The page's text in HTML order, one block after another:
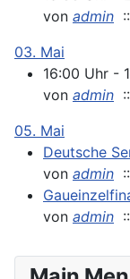
von admin
03. Mai
16:00 Uhr -
von admin
05. Mai
Deutsche
von admin
von admin